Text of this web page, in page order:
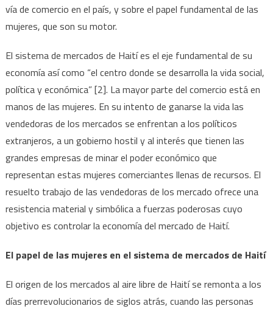
vía de comercio en el país, y sobre el papel fundamental de las
mujeres, que son su motor.
El sistema de mercados de Haití es el eje fundamental de su
economía así como “el centro donde se desarrolla la vida social,
política y económica” [2]. La mayor parte del comercio está en
manos de las mujeres. En su intento de ganarse la vida las
vendedoras de los mercados se enfrentan a los políticos
extranjeros, a un gobierno hostil y al interés que tienen las
grandes empresas de minar el poder económico que
representan estas mujeres comerciantes llenas de recursos. El
resuelto trabajo de las vendedoras de los mercado ofrece una
resistencia material y simbólica a fuerzas poderosas cuyo
objetivo es controlar la economía del mercado de Haití.
El papel de las mujeres en el sistema de mercados de Haití
El origen de los mercados al aire libre de Haití se remonta a los
días prerrevolucionarios de siglos atrás, cuando las personas